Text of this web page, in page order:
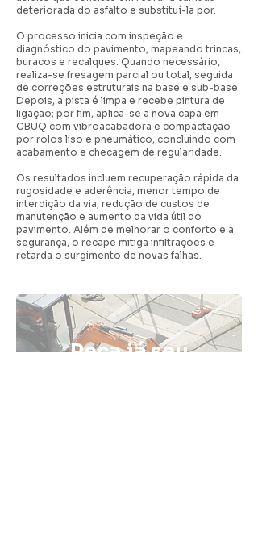
deteriorada do asfalto e substituí-la por.
O processo inicia com inspeção e
diagnóstico do pavimento, mapeando trincas,
buracos e recalques. Quando necessário,
realiza-se fresagem parcial ou total, seguida
de correções estruturais na base e sub-base.
Depois, a pista é limpa e recebe pintura de
ligação; por fim, aplica-se a nova capa em
CBUQ com vibroacabadora e compactação
por rolos liso e pneumático, concluindo com
acabamento e checagem de regularidade.
Os resultados incluem recuperação rápida da
rugosidade e aderência, menor tempo de
interdição da via, redução de custos de
manutenção e aumento da vida útil do
pavimento. Além de melhorar o conforto e a
segurança, o recape mitiga infiltrações e
retarda o surgimento de novas falhas.
Peça já seu